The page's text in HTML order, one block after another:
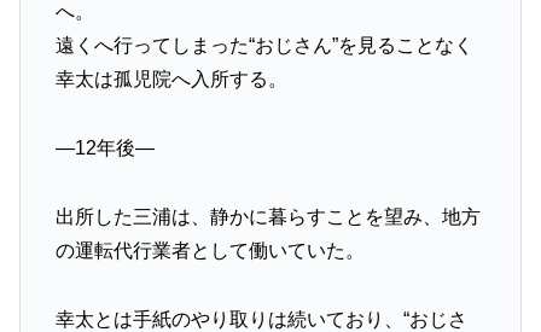
へ。
遠くへ行ってしまった“おじさん”を見ることなく
幸太は孤児院へ入所する。
―12年後―
出所した三浦は、静かに暮らすことを望み、地方
の運転代行業者として働いていた。
幸太とは手紙のやり取りは続いており、“おじさ